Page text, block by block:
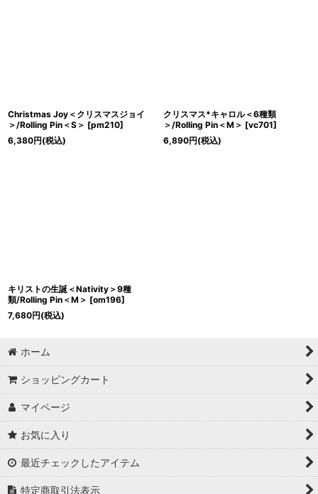
Christmas Joy＜クリスマスジョイ
＞/Rolling Pin＜S＞ [pm210]
6,380円(税込)
クリスマス*キャロル＜6種類
＞/Rolling Pin＜M＞ [vc701]
6,890円(税込)
キリストの生誕＜Nativity＞9種
類/Rolling Pin＜M＞ [om196]
7,680円(税込)
ホーム
ショッピングカート
マイページ
お気に入り
最近チェックしたアイテム
特定商取引法表示